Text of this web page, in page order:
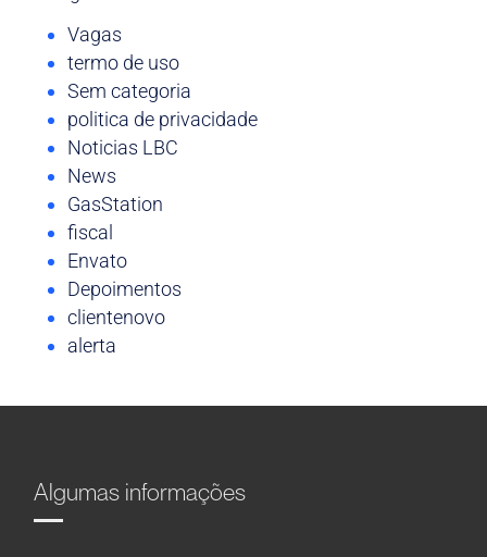
Vagas
termo de uso
Sem categoria
politica de privacidade
Noticias LBC
News
GasStation
fiscal
Envato
Depoimentos
clientenovo
alerta
Algumas informações